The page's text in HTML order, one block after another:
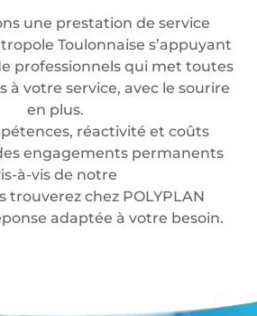
une prestation de service
Toulonnaise s’appuyant
professionnels qui met toutes
à votre service, avec le sourire
en plus.
réactivité et coûts
engagements permanents
à-vis de notre
trouverez chez POLYPLAN
adaptée à votre besoin.